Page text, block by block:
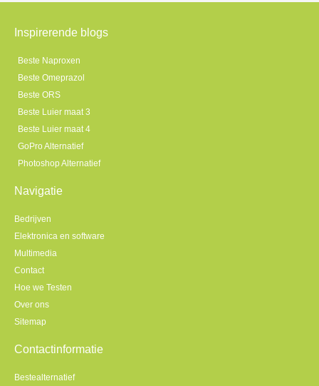
Inspirerende blogs
Beste Naproxen
Beste Omeprazol
Beste ORS
Beste Luier maat 3
Beste Luier maat 4
GoPro Alternatief
Photoshop Alternatief
Navigatie
Bedrijven
Elektronica en software
Multimedia
Contact
Hoe we Testen
Over ons
Sitemap
Contactinformatie
Bestealternatief